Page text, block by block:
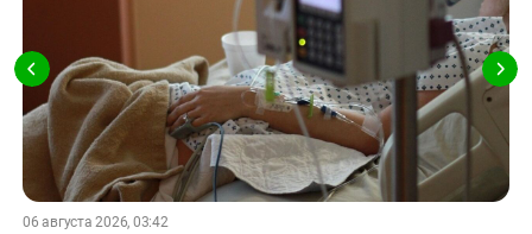
06 августа 2026, 03:42